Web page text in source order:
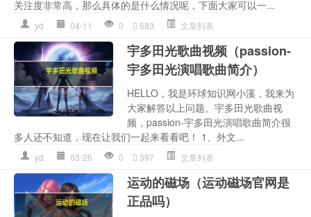
关注度非常高，那么具体的是什么情况呢，下面大家可以一...
yd 04-11 0 683 文章列表
宇多田光歌曲视频（passion-
宇多田光演唱歌曲简介）
HELLO，我是环球知识网小溪，我来为
大家解答以上问题。宇多田光歌曲视
频，passion-宇多田光演唱歌曲简介很
多人还不知道，现在让我们一起来看看吧！ 1、外文...
yd 03-26 0 397 文章列表
运动的磁场（运动磁场官网是
正品吗）